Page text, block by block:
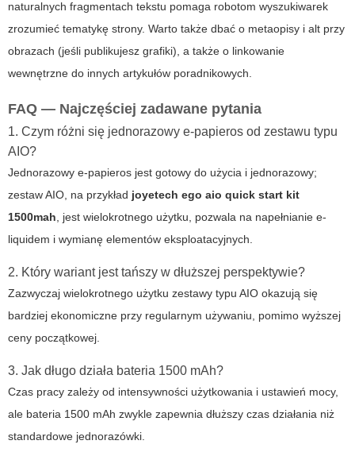
naturalnych fragmentach tekstu pomaga robotom wyszukiwarek
zrozumieć tematykę strony. Warto także dbać o metaopisy i alt przy
obrazach (jeśli publikujesz grafiki), a także o linkowanie
wewnętrzne do innych artykułów poradnikowych.
FAQ — Najczęściej zadawane pytania
1. Czym różni się jednorazowy e-papieros od zestawu typu
AIO?
Jednorazowy e-papieros jest gotowy do użycia i jednorazowy;
zestaw AIO, na przykład joyetech ego aio quick start kit
1500mah, jest wielokrotnego użytku, pozwala na napełnianie e-
liquidem i wymianę elementów eksploatacyjnych.
2. Który wariant jest tańszy w dłuższej perspektywie?
Zazwyczaj wielokrotnego użytku zestawy typu AIO okazują się
bardziej ekonomiczne przy regularnym używaniu, pomimo wyższej
ceny początkowej.
3. Jak długo działa bateria 1500 mAh?
Czas pracy zależy od intensywności użytkowania i ustawień mocy,
ale bateria 1500 mAh zwykle zapewnia dłuższy czas działania niż
standardowe jednorazówki.